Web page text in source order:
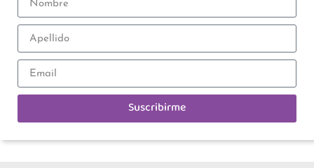
Suscribirme